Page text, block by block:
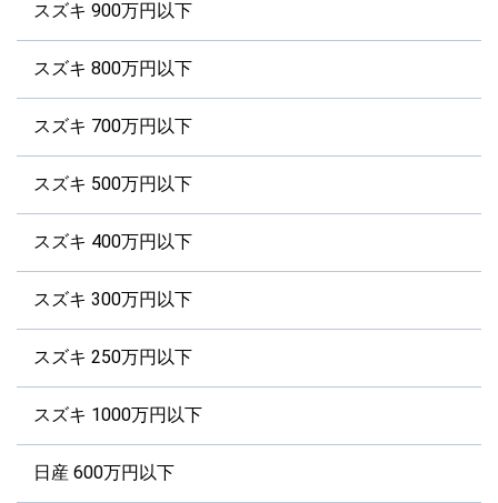
スズキ 900万円以下
スズキ 800万円以下
スズキ 700万円以下
スズキ 500万円以下
スズキ 400万円以下
スズキ 300万円以下
スズキ 250万円以下
スズキ 1000万円以下
日産 600万円以下